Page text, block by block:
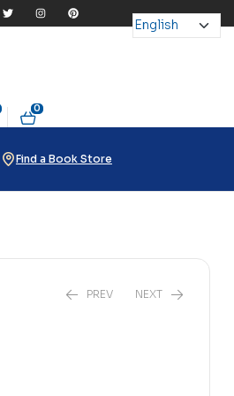
0
Find a Book Store
PREV NEXT